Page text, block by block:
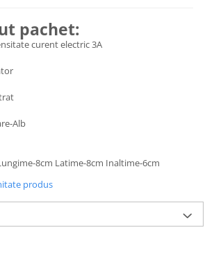
pachet:
curent electric 3A
Alb
8cm Latime-8cm Inaltime-6cm
produs